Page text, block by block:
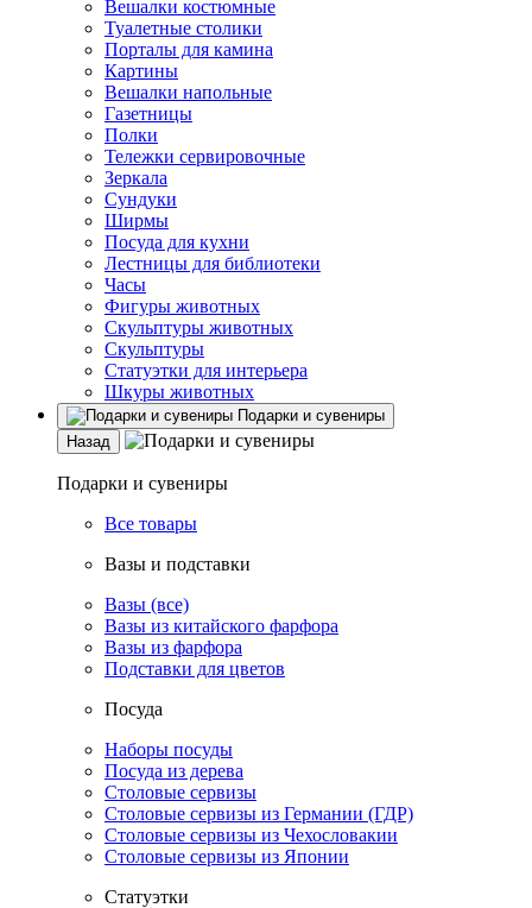
Вешалки костюмные
Туалетные столики
Порталы для камина
Картины
Вешалки напольные
Газетницы
Полки
Тележки сервировочные
Зеркала
Сундуки
Ширмы
Посуда для кухни
Лестницы для библиотеки
Часы
Фигуры животных
Скульптуры животных
Скульптуры
Статуэтки для интерьера
Шкуры животных
Подарки и сувениры
Назад
Подарки и сувениры
Все товары
Вазы и подставки
Вазы (все)
Вазы из китайского фарфора
Вазы из фарфора
Подставки для цветов
Посуда
Наборы посуды
Посуда из дерева
Столовые сервизы
Столовые сервизы из Германии (ГДР)
Столовые сервизы из Чехословакии
Столовые сервизы из Японии
Статуэтки